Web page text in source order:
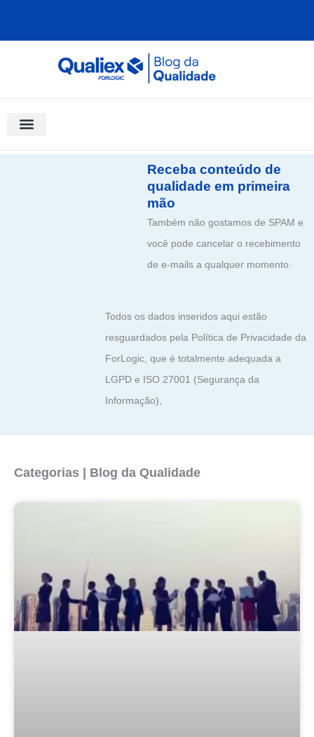
Receba conteúdo de
qualidade em primeira
mão
Também não gostamos de SPAM e
você pode cancelar o recebimento
de e-mails a qualquer momento.
Todos os dados inseridos aqui estão
resguardados pela Política de Privacidade da
ForLogic, que é totalmente adequada a
LGPD e ISO 27001 (Segurança da
Informação),
Categorias | Blog da Qualidade